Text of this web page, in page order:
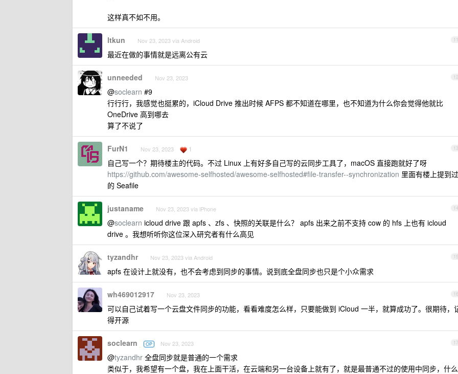
这样真不如不用。
11
ltkun Nov 23, 2023 via Android
最近在做的事情就是远离公有云
12
unneeded Nov 23, 2023
@soclearn #9
行行行，我感觉也挺累的，iCloud Drive 推出时候 AFPS 都不知道在哪里，也不知道为什么你会觉得他就比
OneDrive 高到哪去
算了不说了
13
FurN1 Nov 23, 2023 1
自己写一个？期待楼主的代码。不过 Linux 上有好多自己写的云同步工具了，macOS 直接跑就好了呀
https://github.com/awesome-selfhosted/awesome-selfhosted#file-transfer--synchronization 里面有楼上提到过
的 Seafile
14
justaname Nov 23, 2023 via iPhone
@soclearn icloud drive 跟 apfs 、zfs 、快照的关联是什么？ apfs 出来之前不支持 cow 的 hfs 上也有 icloud
drive 。我想听听你这位深入研究者有什么高见
15
tyzandhr Nov 23, 2023 via Android
apfs 在设计上就没有，也不会考虑到同步的事情。说到底全盘同步也只是个小众需求
16
wh469012917 Nov 23, 2023
可以自己试着写一个云盘文件同步的功能，看看难度怎么样，只要能做到 iCloud 一半，就算成功了。很期待，
得开源
17
soclearn OP Nov 23, 2023
@tyzandhr 全盘同步就是普通的一个需求
类似于，我希望有一个盘，我在上面干活，在云端和另一台设备上就有了，就是最普通不过的使用中同步，什么